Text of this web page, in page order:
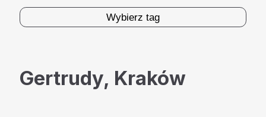
Wybierz tag
Gertrudy, Kraków